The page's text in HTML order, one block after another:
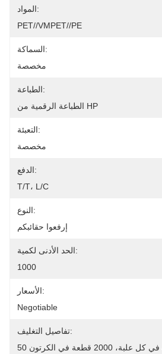
المواد:
PET//VMPET//PE
السماكة:
مخصصة
الطباعة:
الطباعة الرقمية من HP
التعبئة:
مخصصة
الدفع:
T/T، L/C
النوع:
إرفعوا حقائبكم
الحد الأدنى لكمية:
1000
الأسعار:
Negotiable
تفاصيل التغليف: